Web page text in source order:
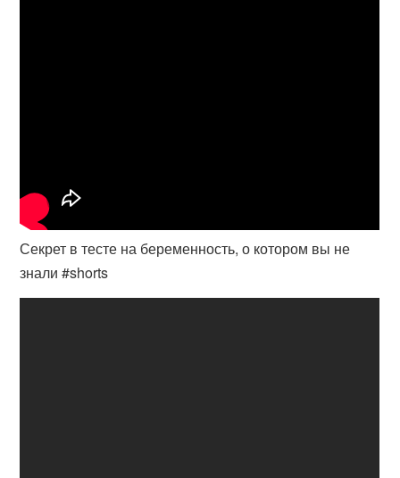
Секрет в тесте на беременность, о котором вы не
знали #shorts